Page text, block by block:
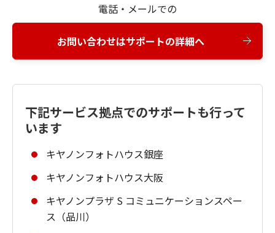
電話・メールでの
お問い合わせはサポートの詳細へ
下記サービス拠点でのサポートも行って
います
キヤノンフォトハウス銀座
キヤノンフォトハウス大阪
キヤノンプラザ S コミュニケーションスペー
ス（品川）